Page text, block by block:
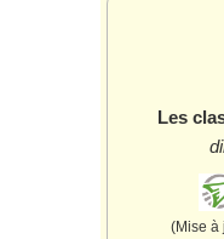
Les
(Mise à